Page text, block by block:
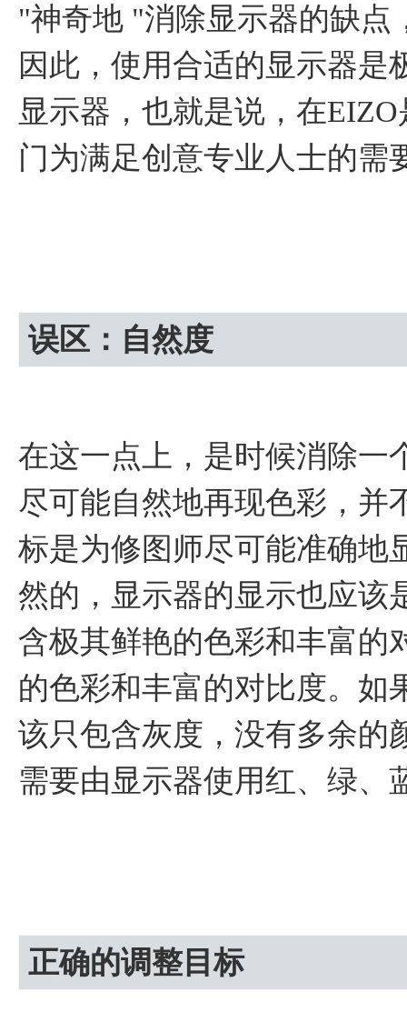
"神奇地 "消除显示器的缺点
因此，使用合适的显示器是
显示器，也就是说，在
门为满足创意专业人士的需
误区：自然度
在这一点上，是时候消除一
尽可能自然地再现色彩，并
标是为修图师尽可能准确地
然的，显示器的显示也应该
含极其鲜艳的色彩和丰富的
的色彩和丰富的对比度。如
该只包含灰度，没有多余的
需要由显示器使用红、绿、
正确的调整目标